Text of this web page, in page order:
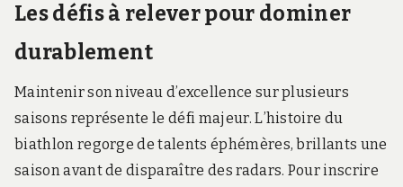
Les défis à relever pour dominer
durablement
Maintenir son niveau d’excellence sur plusieurs
saisons représente le défi majeur. L’histoire du
biathlon regorge de talents éphémères, brillants une
saison avant de disparaître des radars. Pour inscrire